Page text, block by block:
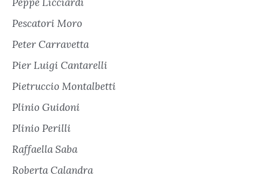
Peppe Licciardi
Pescatori Moro
Peter Carravetta
Pier Luigi Cantarelli
Pietruccio Montalbetti
Plinio Guidoni
Plinio Perilli
Raffaella Saba
Roberta Calandra